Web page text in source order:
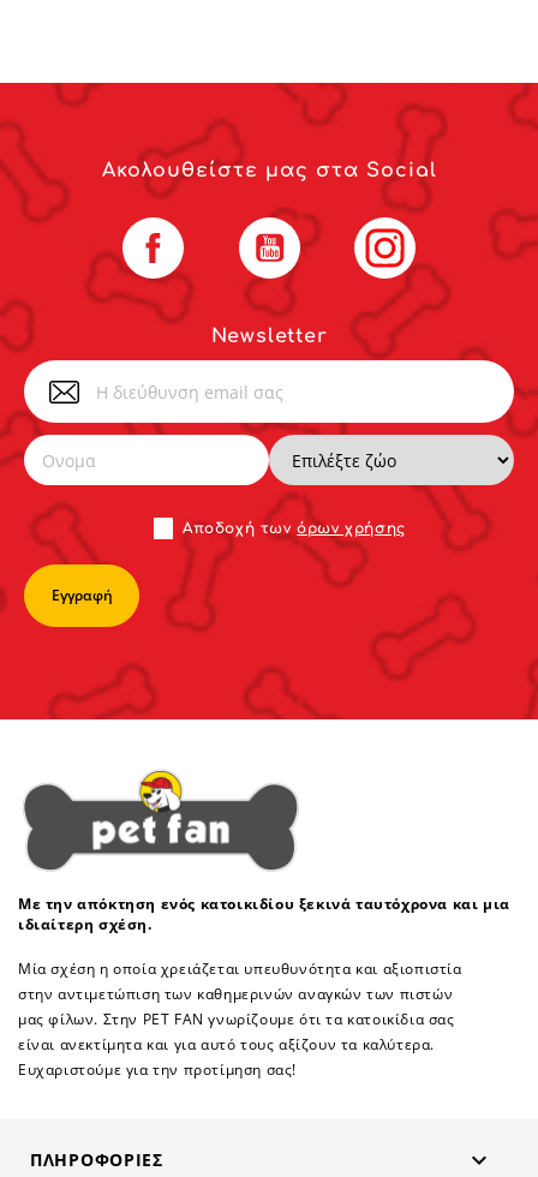
Newsletter
Αποδoχή τωνόρων χρήσης
Ακολουθείστε μας στα Social
Facebook YouTube Instagram
Με την απόκτηση ενός κατοικιδίου ξεκινά ταυτόχρονα και μια
ιδιαίτερη σχέση.
Μία σχέση η οποία χρειάζεται υπευθυνότητα και αξιοπιστία
στην αντιμετώπιση των καθημερινών αναγκών των πιστών
μας φίλων. Στην PET FAN γνωρίζουμε ότι τα κατοικίδια σας
είναι ανεκτίμητα και για αυτό τους αξίζουν τα καλύτερα.
Ευχαριστούμε για την προτίμηση σας!
ΠΛΗΡΟΦΟΡΊΕΣ 